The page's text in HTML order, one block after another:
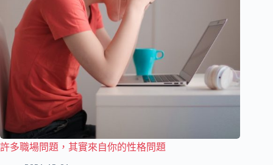
許多職場問題，其實來自你的性格問題